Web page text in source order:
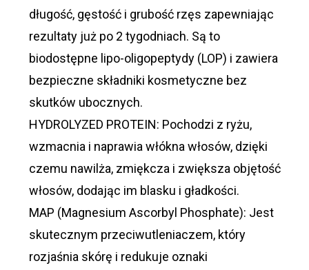
długość, gęstość i grubość rzęs zapewniając
rezultaty już po 2 tygodniach. Są to
biodostępne lipo-oligopeptydy (LOP) i zawiera
bezpieczne składniki kosmetyczne bez
skutków ubocznych.
HYDROLYZED PROTEIN: Pochodzi z ryżu,
wzmacnia i naprawia włókna włosów, dzięki
czemu nawilża, zmiękcza i zwiększa objętość
włosów, dodając im blasku i gładkości.
MAP (Magnesium Ascorbyl Phosphate): Jest
skutecznym przeciwutleniaczem, który
rozjaśnia skórę i redukuje oznaki